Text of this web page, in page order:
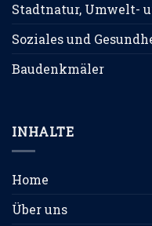
Stadtnatur, Umwelt-
Soziales und
Baudenkmäler
INHALTE
Home
Über uns